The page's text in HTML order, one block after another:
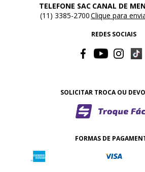
TELEFONE SAC
(11) 3385-2700
CANAL DE
Clique para
REDES SOCIAIS
SOLICITAR TROCA OU
FORMAS DE